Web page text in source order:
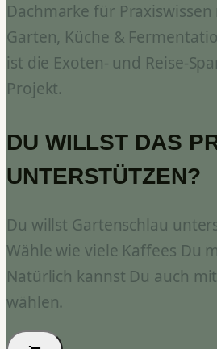
Dachmarke für
Garten, Küche &
ist die Exoten- und Reise-
Projekt.
DU WILLST DAS
UNTERSTÜTZEN?
Du willst Gartenschlau
Wähle wie viele Kaffees Du
Natürlich kannst Du auch
wählen.